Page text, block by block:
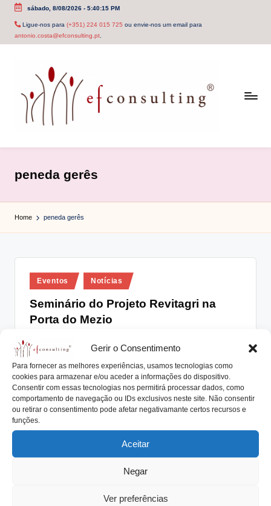
Gerir o Consentimento
Para fornecer as melhores experiências, usamos tecnologias como
cookies para armazenar e/ou aceder a informações do dispositivo.
Consentir com essas tecnologias nos permitirá processar dados, como
comportamento de navegação ou IDs exclusivos neste site. Não consentir
ou retirar o consentimento pode afetar negativamante certos recursos e
funções.
Aceitar
Negar
Ver preferências
Skip
sábado, 8/08/2026- 5:40:15 PM
Ligue-nos para (+351) 224 015 725 ou envie-nos um email para
antonio.costa@efconsulting.pt.
c
o
n
u
g
.
p
t
peneda gerês
Home peneda gerês
Posted
in
Eventos Notícias
Seminário do Projeto Revitagri na
Porta do Mezio
Posted
by
No passado dia 13 de dezembro decorreu, na Porta do
Mezio, o Seminário do Projeto…
Read More